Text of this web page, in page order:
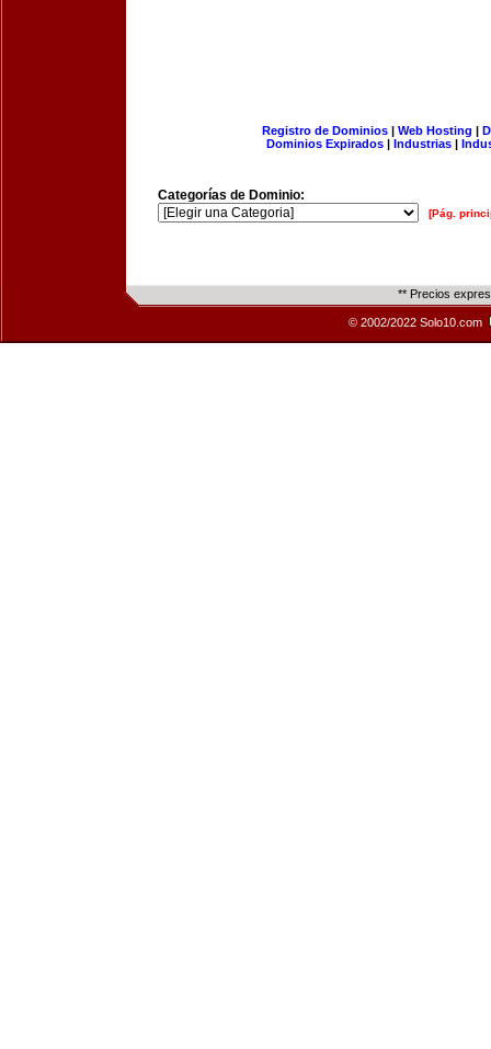
Registro de Dominios| Web Hosting |
Dominios Expirados | Industrias |
Categorías de Dominio:
[Pág.
** Precios
© 2002/2022 Solo10.com